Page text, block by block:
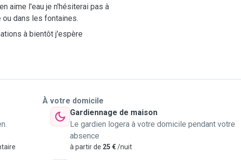
aime l'eau je n'hésiterai pas à
dans les fontaines.
à bientôt j'espère
À votre domicile
Gardiennage de maison
Le gardien logera à votre domicile pendant votre
absence
à partir de 25 €/nuit